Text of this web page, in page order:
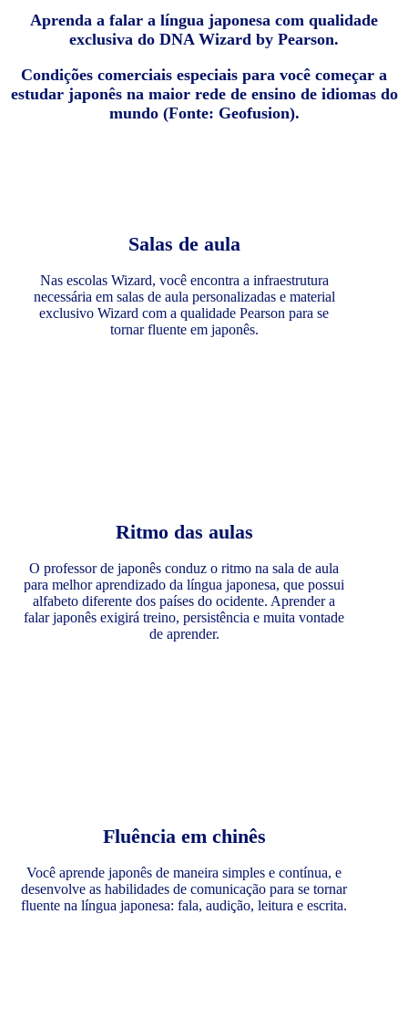
Aprenda a falar a língua japonesa com qualidade
exclusiva do DNA Wizard by Pearson.
Condições comerciais especiais para você começar a
estudar japonês na maior rede de ensino de idiomas do
mundo (Fonte: Geofusion).
Salas de aula
Nas escolas Wizard, você encontra a infraestrutura
necessária em salas de aula personalizadas e material
exclusivo Wizard com a qualidade Pearson para se
tornar fluente em japonês.
Ritmo das aulas
O professor de japonês conduz o ritmo na sala de aula
para melhor aprendizado da língua japonesa, que possui
alfabeto diferente dos países do ocidente. Aprender a
falar japonês exigirá treino, persistência e muita vontade
de aprender.
Fluência em chinês
Você aprende japonês de maneira simples e contínua, e
desenvolve as habilidades de comunicação para se tornar
fluente na língua japonesa: fala, audição, leitura e escrita.